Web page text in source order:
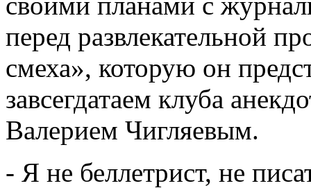
перед развлекательной
смеха», которую он
завсегдатаем клуба
Валерием Чигляевым.
- Я не беллетрист, не